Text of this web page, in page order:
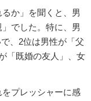
か」を聞くと、男
でした。特に、男
、2位は男性が「父
「既婚の友人」、女
プレッシャーに感